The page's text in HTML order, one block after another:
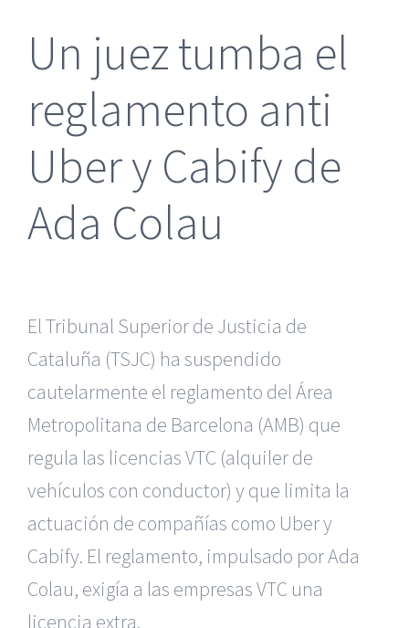
Un juez tumba el
reglamento anti
Uber y Cabify de
Ada Colau
El Tribunal Superior de Justicia de
Cataluña (TSJC) ha suspendido
cautelarmente el reglamento del Área
Metropolitana de Barcelona (AMB) que
regula las licencias VTC (alquiler de
vehículos con conductor) y que limita la
actuación de compañías como Uber y
Cabify. El reglamento, impulsado por Ada
Colau, exigía a las empresas VTC una
licencia extra.